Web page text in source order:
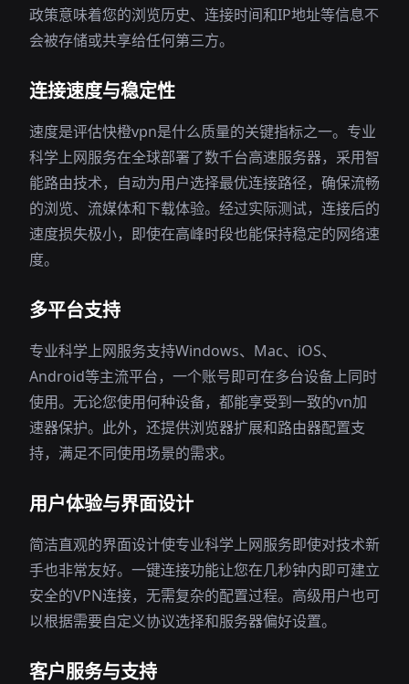
政策意味着您的浏览历史、连接时间和IP地址等信息不
会被存储或共享给任何第三方。
连接速度与稳定性
速度是评估快橙vpn是什么质量的关键指标之一。专业
科学上网服务在全球部署了数千台高速服务器，采用智
能路由技术，自动为用户选择最优连接路径，确保流畅
的浏览、流媒体和下载体验。经过实际测试，连接后的
速度损失极小，即使在高峰时段也能保持稳定的网络速
度。
多平台支持
专业科学上网服务支持Windows、Mac、iOS、
Android等主流平台，一个账号即可在多台设备上同时
使用。无论您使用何种设备，都能享受到一致的vn加
速器保护。此外，还提供浏览器扩展和路由器配置支
持，满足不同使用场景的需求。
用户体验与界面设计
简洁直观的界面设计使专业科学上网服务即使对技术新
手也非常友好。一键连接功能让您在几秒钟内即可建立
安全的VPN连接，无需复杂的配置过程。高级用户也可
以根据需要自定义协议选择和服务器偏好设置。
客户服务与支持